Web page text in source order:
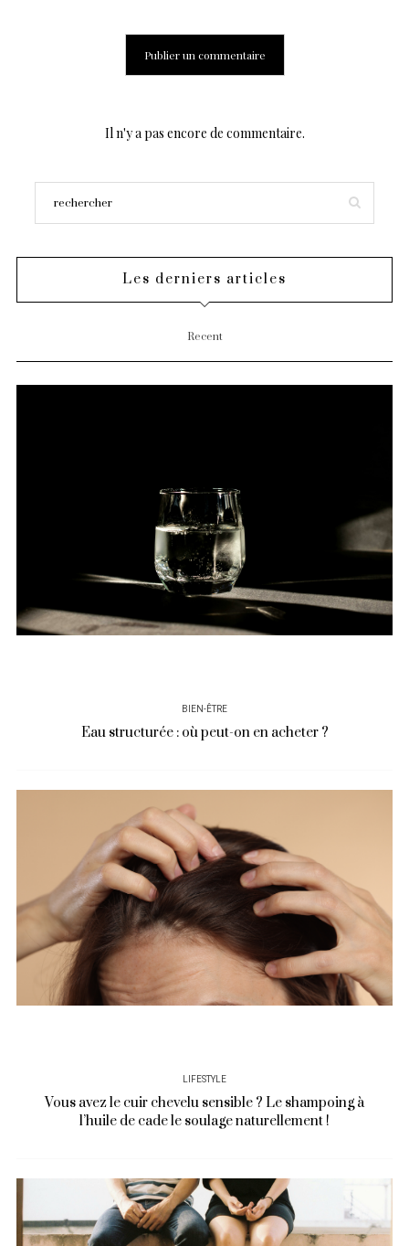
Il n'y a pas encore de commentaire.
Les derniers articles
Recent
BIEN-ÊTRE
Eau structurée : où peut-on en acheter ?
LIFESTYLE
Vous avez le cuir chevelu sensible ? Le shampoing à
l’huile de cade le soulage naturellement !